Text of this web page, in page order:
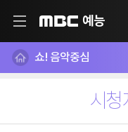
예능
쇼! 음악중심
시청